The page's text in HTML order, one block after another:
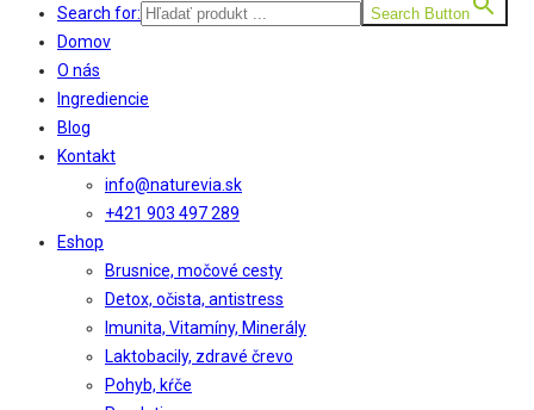
Search for: Search Button
Domov
O nás
Ingrediencie
Blog
Kontakt
info@naturevia.sk
+421 903 497 289
Eshop
Brusnice, močové cesty
Detox, očista, antistress
Imunita, Vitamíny, Minerály
Laktobacily, zdravé črevo
Pohyb, kŕče